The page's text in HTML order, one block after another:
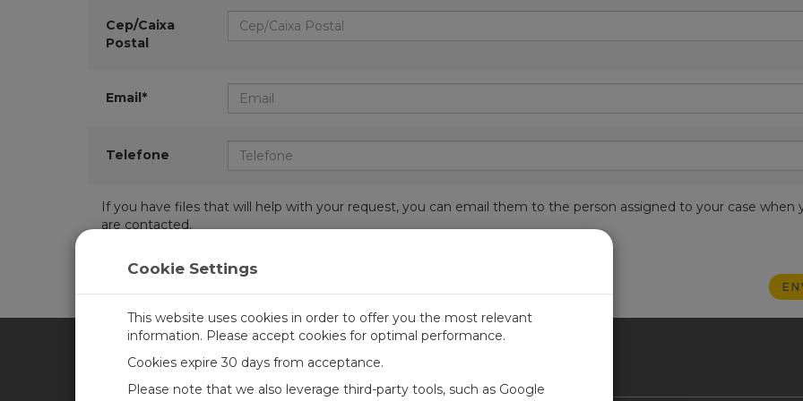
Cep/Caixa
Postal
Email*
Telefone
If you have files that will help with your request, you can email them to the person assigned to your case when
are contacted.
CAMPBELL SCIENTIFIC BRASIL
Cookie Settings
This website uses cookies in order to offer you the most relevant
information. Please accept cookies for optimal performance.
Cookies expire 30 days from acceptance.
Please note that we also leverage third-party tools, such as Google